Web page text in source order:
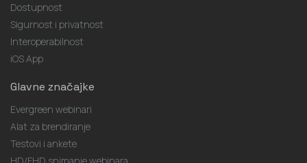
Dostupnost
Sigurnost i privatnost
Interoperabilnost
iOS App
Glavne značajke
Evergreen webinari
Alat za brendiranje
Testovi i ankete